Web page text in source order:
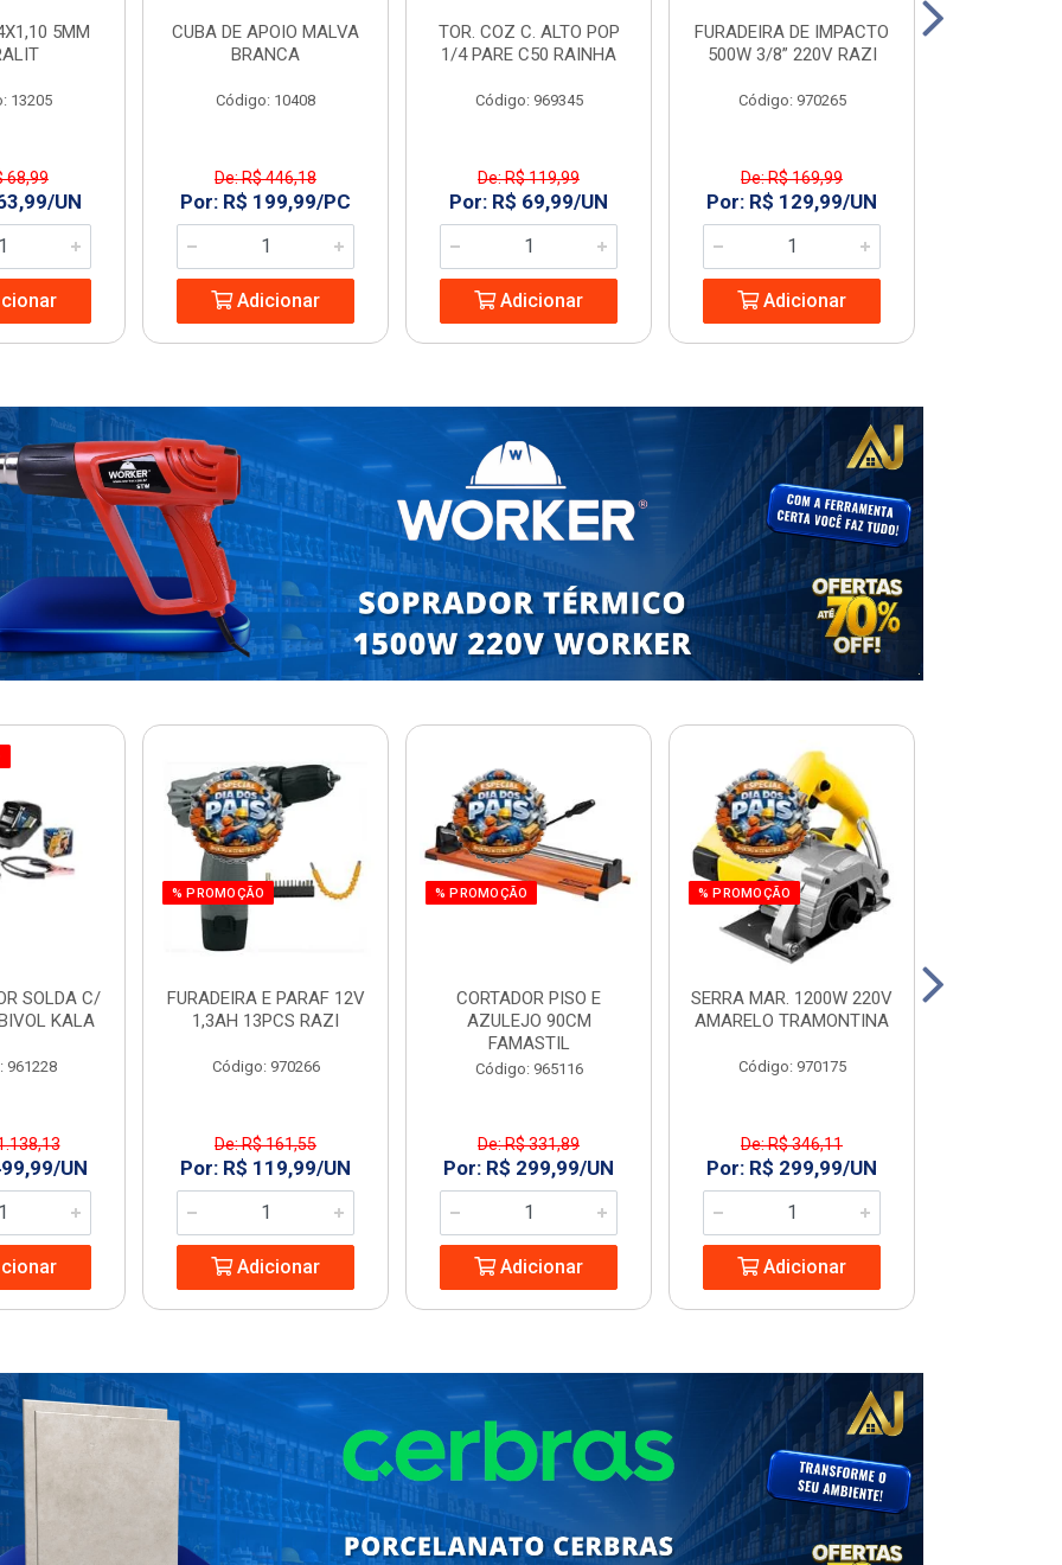
5MM
13205
68,99
UN
CUBA DE APOIO MALVA
BRANCA
Código: 10408
De: R$ 446,18
Por: R$ 199,99/PC
Adicionar
TOR. COZ C. ALTO POP
1/4 PARE C50 RAINHA
Código: 969345
De: R$ 119,99
Por: R$ 69,99/UN
Adicionar
FURADEIRA DE IMPACTO
500W 3/8” 220V RAZI
Código: 970265
De: R$ 169,99
Por: R$ 129,99/UN
Adicionar
SOLDA C/
KALA
961228
UN
% PROMOÇÃO
FURADEIRA E PARAF 12V
1,3AH 13PCS RAZI
Código: 970266
De: R$ 161,55
Por: R$ 119,99/UN
Adicionar
% PROMOÇÃO
CORTADOR PISO E
AZULEJO 90CM
FAMASTIL
Código: 965116
De: R$ 331,89
Por: R$ 299,99/UN
Adicionar
% PROMOÇÃO
SERRA MAR. 1200W 220V
AMARELO TRAMONTINA
Código: 970175
De: R$ 346,11
Por: R$ 299,99/UN
Adicionar